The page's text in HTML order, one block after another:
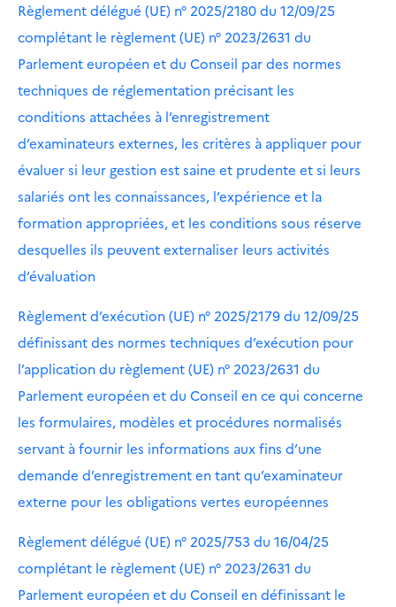
Règlement délégué (UE) n° 2025/2180 du 12/09/25
complétant le règlement (UE) n° 2023/2631 du
Parlement européen et du Conseil par des normes
techniques de réglementation précisant les
conditions attachées à l’enregistrement
d’examinateurs externes, les critères à appliquer pour
évaluer si leur gestion est saine et prudente et si leurs
salariés ont les connaissances, l’expérience et la
formation appropriées, et les conditions sous réserve
desquelles ils peuvent externaliser leurs activités
d’évaluation
Règlement d’exécution (UE) n° 2025/2179 du 12/09/25
définissant des normes techniques d’exécution pour
l’application du règlement (UE) n° 2023/2631 du
Parlement européen et du Conseil en ce qui concerne
les formulaires, modèles et procédures normalisés
servant à fournir les informations aux fins d’une
demande d’enregistrement en tant qu’examinateur
externe pour les obligations vertes européennes
Règlement délégué (UE) n° 2025/753 du 16/04/25
complétant le règlement (UE) n° 2023/2631 du
Parlement européen et du Conseil en définissant le